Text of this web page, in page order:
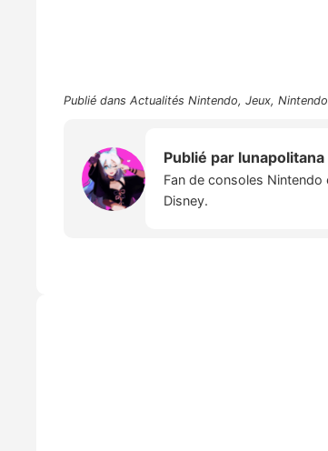
Publié dans Actualités Nintendo, Jeux,
Publié par lunapolitana
Fan de consoles
Disney.